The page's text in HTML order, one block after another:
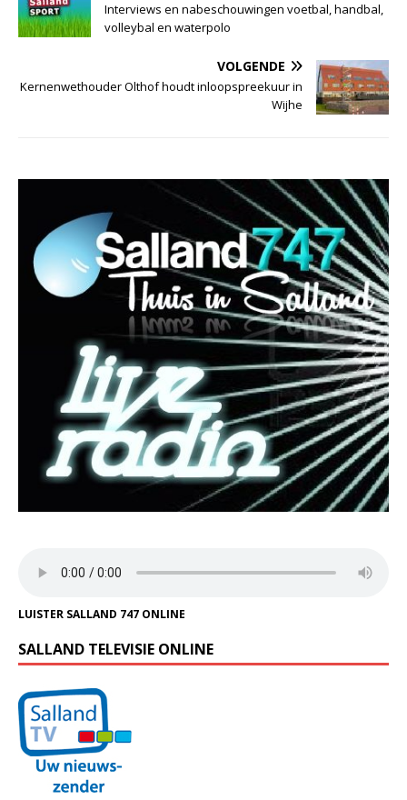
Interviews en nabeschouwingen voetbal, handbal,
volleybal en waterpolo
VOLGENDE
Kernenwethouder Olthof houdt inloopspreekuur in
Wijhe
LUISTER SALLAND 747 ONLINE
SALLAND TELEVISIE ONLINE